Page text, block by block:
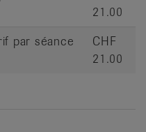
21.00
par séance
CHF
21.00